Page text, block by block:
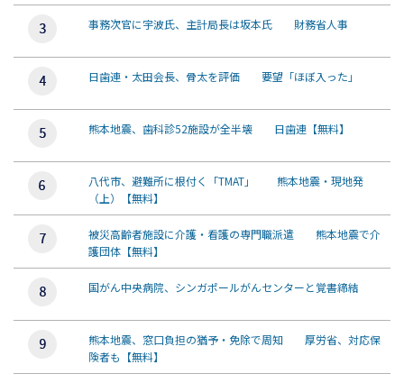
事務次官に宇波氏、主計局長は坂本氏 財務省人事
日歯連・太田会長、骨太を評価 要望「ほぼ入った」
熊本地震、歯科診52施設が全半壊 日歯連【無料】
八代市、避難所に根付く「TMAT」 熊本地震・現地発
（上）【無料】
被災高齢者施設に介護・看護の専門職派遣 熊本地震で介
護団体【無料】
国がん中央病院、シンガポールがんセンターと覚書締結
熊本地震、窓口負担の猶予・免除で周知 厚労省、対応保
険者も【無料】